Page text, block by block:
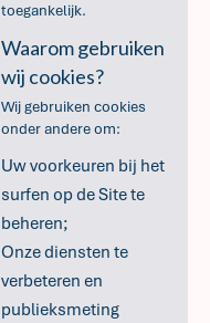
toegankelijk.
Waarom gebruiken
wij cookies?
Wij gebruiken cookies
onder andere om:
Uw voorkeuren bij het
surfen op de Site te
beheren;
Onze diensten te
verbeteren en
publieksmeting